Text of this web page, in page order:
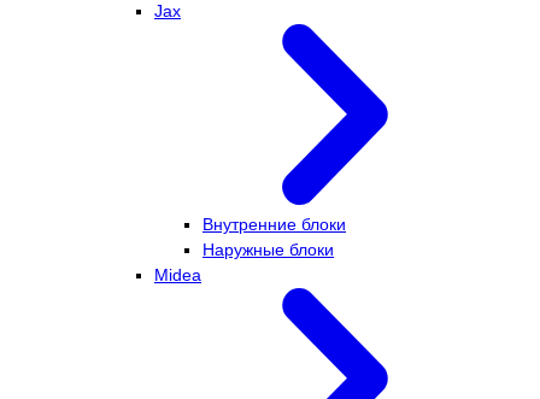
Jax
Внутренние блоки
Наружные блоки
Midea